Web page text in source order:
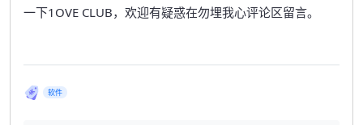
一下1OVE CLUB，欢迎有疑惑在勿埋我心评论区留言。
软件